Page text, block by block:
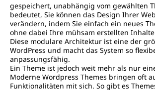
gespeichert, unabhängig vom gewählten
bedeutet, Sie können das Design Ihrer
verändern, indem Sie einfach ein neues
ohne dabei Ihre mühsam erstellten
Diese modulare Architektur ist eine der
WordPress und macht das System so
anpassungsfähig.
Ein Theme ist jedoch weit mehr als nur
Moderne Wordpress Themes bringen oft
Funktionalitäten mit sich. So gibt es